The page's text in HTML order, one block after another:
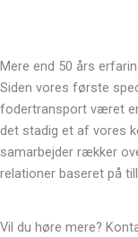
Mere end 50 års
Siden vores første
fodertransport været
det stadig et af vores
samarbejder rækker
relationer baseret på
Vil du høre mere?